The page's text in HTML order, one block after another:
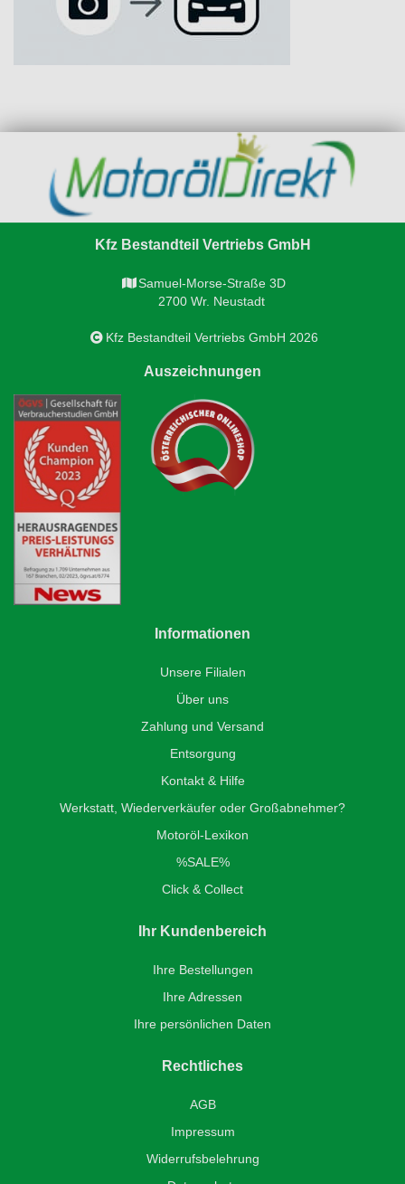
Kfz Bestandteil Vertriebs GmbH
Samuel-Morse-Straße 3D
2700 Wr. Neustadt
Kfz Bestandteil Vertriebs GmbH 2026
Auszeichnungen
Informationen
Unsere Filialen
Über uns
Zahlung und Versand
Entsorgung
Kontakt & Hilfe
Werkstatt, Wiederverkäufer oder Großabnehmer?
Motoröl-Lexikon
%SALE%
Click & Collect
Ihr Kundenbereich
Ihre Bestellungen
Ihre Adressen
Ihre persönlichen Daten
Rechtliches
AGB
Impressum
Widerrufsbelehrung